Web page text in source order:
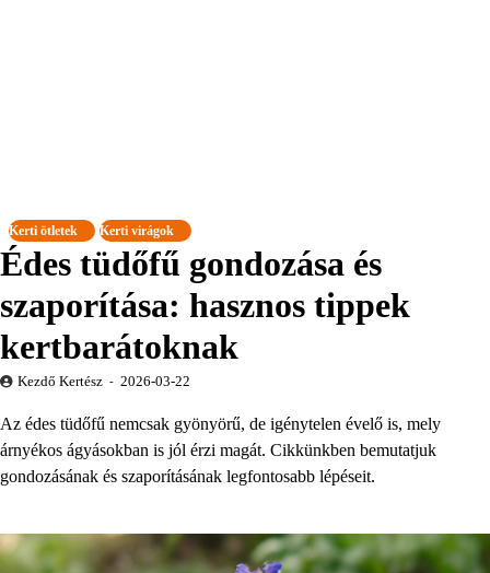
Kerti ötletek Kerti virágok
Édes tüdőfű gondozása és
szaporítása: hasznos tippek
kertbarátoknak
Kezdő Kertész 2026-03-22
Az édes tüdőfű nemcsak gyönyörű, de igénytelen évelő is, mely
árnyékos ágyásokban is jól érzi magát. Cikkünkben bemutatjuk
gondozásának és szaporításának legfontosabb lépéseit.